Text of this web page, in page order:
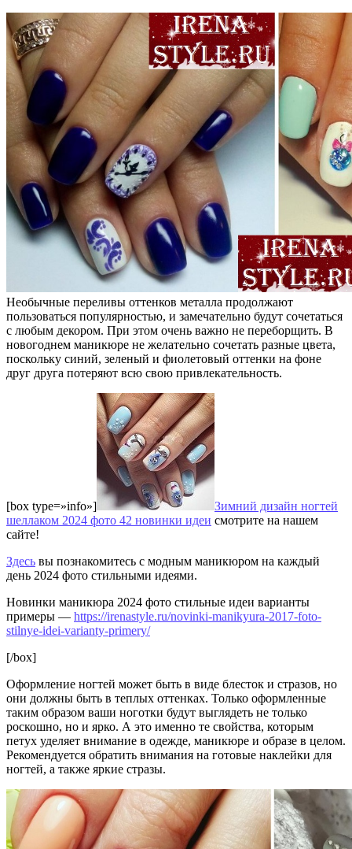
Необычные переливы оттенков металла продолжают
пользоваться популярностью, и замечательно будут сочетаться
с любым декором. При этом очень важно не переборщить. В
новогоднем маникюре не желательно сочетать разные цвета,
поскольку синий, зеленый и фиолетовый оттенки на фоне
друг друга потеряют всю свою привлекательность.
[box type=»info»]
Зимний дизайн ногтей
шеллаком 2024 фото 42 новинки идеи смотрите на нашем
сайте!
Здесь вы познакомитесь с модным маникюром на каждый
день 2024 фото стильными идеями.
Новинки маникюра 2024 фото стильные идеи варианты
примеры — https://irenastyle.ru/novinki-manikyura-2017-foto-
stilnye-idei-varianty-primery/
[/box]
Оформление ногтей может быть в виде блесток и стразов, но
они должны быть в теплых оттенках. Только оформленные
таким образом ваши ноготки будут выглядеть не только
роскошно, но и ярко. А это именно те свойства, которым
петух уделяет внимание в одежде, маникюре и образе в целом.
Рекомендуется обратить внимания на готовые наклейки для
ногтей, а также яркие стразы.